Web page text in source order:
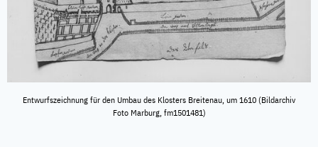
Entwurfszeichnung für den Umbau des Klosters Breitenau, um 1610 (Bildarchiv
Foto Marburg, fm1501481)